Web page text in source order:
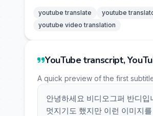
youtube translate youtube
youtube video translation
YouTube transcript,
A quick preview of the first
안녕하세요 비디오그퍼 반디
멋지기도 했지만 이런 이미지